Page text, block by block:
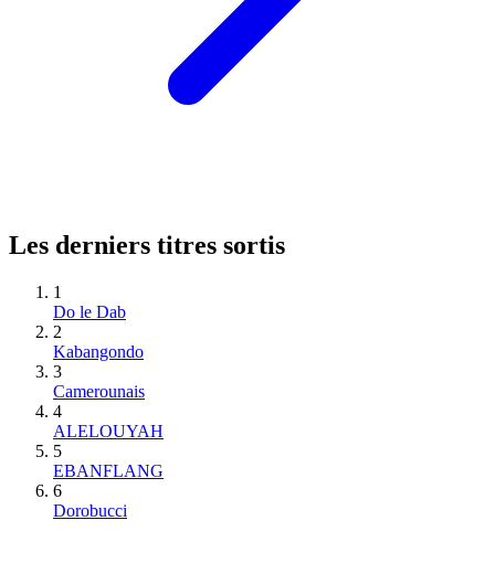
Les derniers titres sortis
1
Do le Dab
2
Kabangondo
3
Camerounais
4
ALELOUYAH
5
EBANFLANG
6
Dorobucci